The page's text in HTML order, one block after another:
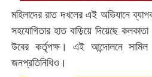
মহিলাদের রাত দখলের এই অভিযানে
সহযোগিতার হাত বাড়িয়ে দিয়েছে
উবের কর্তৃপক্ষ। এই আন্দোলনে
জনপ্রতিনিধিও।‌